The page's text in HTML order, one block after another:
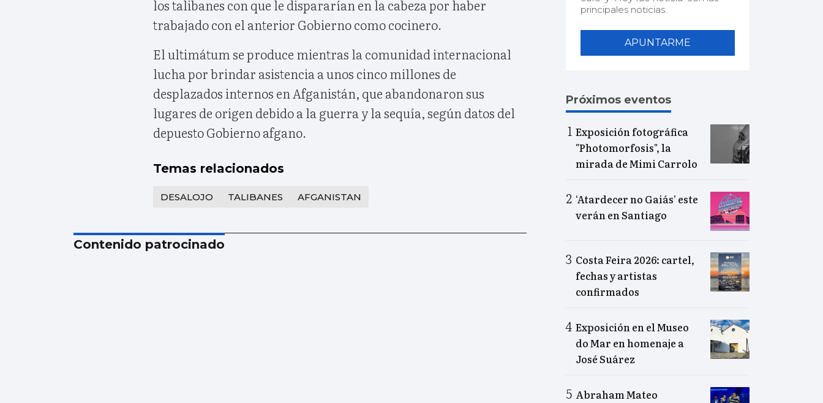
los talibanes con que le dispararían en la cabeza por haber
trabajado con el anterior Gobierno como cocinero.
El ultimátum se produce mientras la comunidad internacional
lucha por brindar asistencia a unos cinco millones de
desplazados internos en Afganistán, que abandonaron sus
lugares de origen debido a la guerra y la sequía, según datos del
depuesto Gobierno afgano.
Temas relacionados
DESALOJO TALIBANES AFGANISTAN
Contenido patrocinado
principales noticias.
APUNTARME
Próximos eventos
Exposición fotográfica
"Photomorfosis", la
mirada de Mimi Carrolo
‘Atardecer no Gaiás’ este
verán en Santiago
Costa Feira 2026: cartel,
fechas y artistas
confirmados
Exposición en el Museo
do Mar en homenaje a
José Suárez
Abraham Mateo